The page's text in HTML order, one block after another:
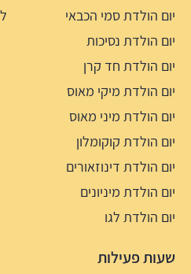
יום הולדת סמי הכבאי
יום הולדת נסיכות
יום הולדת חד קרן
יום הולדת מיקי מאוס
יום הולדת מיני מאוס
יום הולדת קוקומלון
יום הולדת דינוזאורים
יום הולדת מיניונים
יום הולדת לגו
שעות פעילות